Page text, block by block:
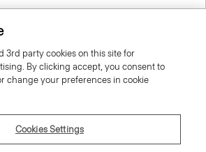
3rd party cookies on this site for
By clicking accept, you consent to
change your preferences in cookie
Cookies Settings